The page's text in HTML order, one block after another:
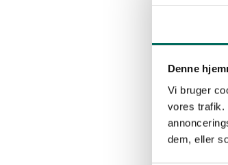
Denne
Vi bruger
vores trafik.
dem, eller